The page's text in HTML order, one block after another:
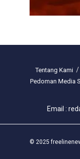
Tentang Kami
Pedoman Media
Email :
© 2025